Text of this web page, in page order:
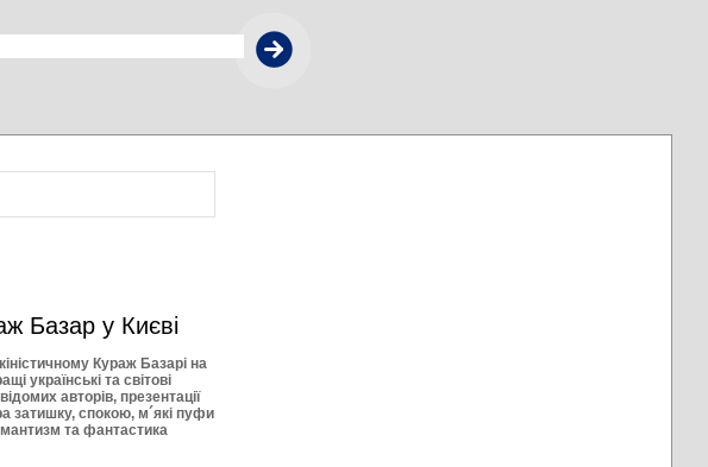
Базар у Києві
Кураж Базарі на
українські та світові
авторів, презентації
затишку, спокою, м´які пуфи
та фантастика